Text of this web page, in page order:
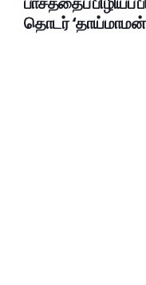
தொடர் ‘தாய்மாமன்’